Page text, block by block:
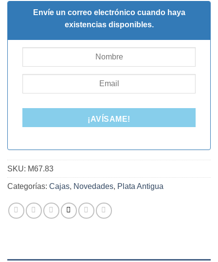
Envíe un correo electrónico cuando haya
existencias disponibles.
¡AVÍSAME!
SKU: M67.83
Categorías: Cajas, Novedades, Plata Antigua